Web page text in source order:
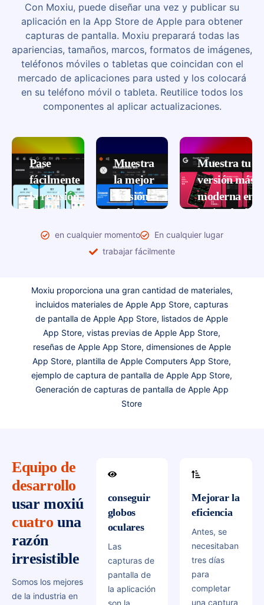
Con Moxiu, puede diseñar una vez y publicar su
aplicación en la App Store de Apple para obtener
capturas de pantalla. Moxiu preparará todas las
apariencias, tamaños, marcos, formatos de imágenes,
teléfonos móviles o tabletas que coincidan con el
mercado de aplicaciones para usted y los colocará
en su teléfono móvil o tableta. Reutilice todos los
componentes al aplicar actualizaciones.
Pase
fácilmente
la revisión
del backend
de la tienda
estrictamente
los
estándares
de revisión
de cada
mercado de
aplicaciones
y genere
aplicaciones
compatibles
tiempo.
Muestra
la mejor
versión
de ti en
la App
Store
masivos y
tecnología
flexible,
podemos
generar
capturas de
pantalla de
aplicaciones
de software
primera
Muestra tu
versión más
moderna en
la tienda de
aplicaciones
de
marcos
de
teléfonos
móviles e
imágenes
de fondo
de moda
nunca
moda.
en cualquier momento
En cualquier lugar
trabajar fácilmente
Moxiu proporciona una gran cantidad de materiales,
incluidos materiales de Apple App Store, capturas
de pantalla de Apple App Store, listados de Apple
App Store, vistas previas de Apple App Store,
reseñas de Apple App Store, dimensiones de Apple
App Store, plantilla de Apple Computers App Store,
ejemplo de captura de pantalla de Apple App Store,
Generación de capturas de pantalla de Apple App
Store
Equipo de
desarrollo
usarmoxiú
cuatro una
razón
irresistible
Somos los mejores
de la industria en
conseguir
globos
oculares
Las
capturas de
pantalla de
la aplicación
Mejorar la
eficiencia
Antes, se
necesitaban
tres días
para
completar
una captura